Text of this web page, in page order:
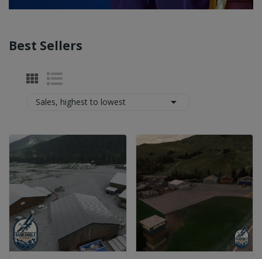
Best Sellers
Sales, highest to lowest 